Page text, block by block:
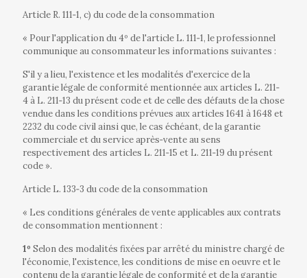
Article R. 111‐1, c) du code de la consommation
« Pour l'application du 4º de l'article L. 111‐1, le professionnel
communique au consommateur les informations suivantes :
S'il y a lieu, l'existence et les modalités d'exercice de la
garantie légale de conformité mentionnée aux articles L. 211‐
4 à L. 211‐13 duprésent code et de celle des défauts de la chose
vendue dans les conditions prévues aux articles 1641 à 1648 et
2232 du code civil ainsique, le cas échéant, de la garantie
commerciale et du service après‐vente au sens
respectivement des articles L. 211‐15 et L. 211‐19 duprésent
code ».
Article L. 133‐3 du code de la consommation
« Les conditions générales de vente applicables aux contrats
de consommation mentionnent :
1º Selon des modalités fixées par arrêté du ministre chargé de
l'économie, l'existence, les conditions de mise en oeuvre et le
contenu de la garantie légale de conformité et de la garantie